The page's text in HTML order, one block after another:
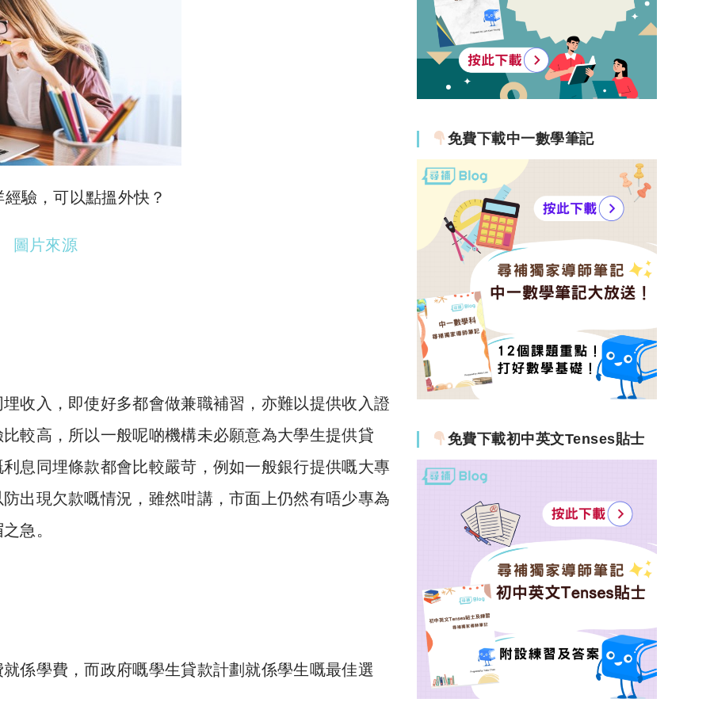
驗，可以點搵外快？
圖片來源
收入，即使好多都會做兼職補習，亦難以提供收入證
較高，所以一般呢啲機構未必願意為大學生提供貸
息同埋條款都會比較嚴苛，例如一般銀行提供嘅大專
出現欠款嘅情況，雖然咁講，市面上仍然有唔少專為
急。
係學費，而政府嘅學生貸款計劃就係學生嘅最佳選
免費下載中一數學筆記
免費下載初中英文Tenses貼士